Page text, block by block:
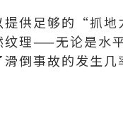
提供足够的“抓
纹理——无论是水
倒事故的发生